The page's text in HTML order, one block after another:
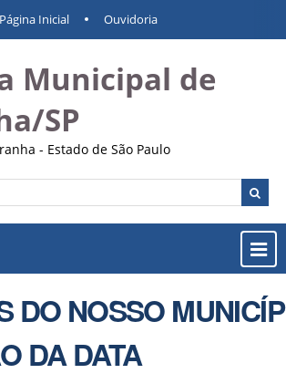
Página Inicial Ouvidoria
Municipal de
SP
- Estado de São Paulo
ou
DO NOSSO
DA DATA